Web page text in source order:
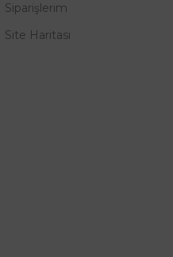
Siparişlerim
Site Haritası